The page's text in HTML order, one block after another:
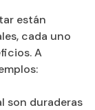
están
cada uno
A
son duraderas